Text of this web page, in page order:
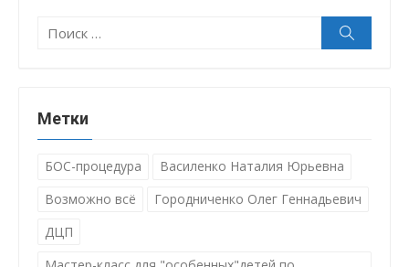
Поиск:
Метки
БОС-процедура
Василенко Наталия Юрьевна
Возможно всё
Городниченко Олег Геннадьевич
ДЦП